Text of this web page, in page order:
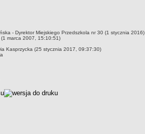
- Dyrektor Miejskiego Przedszkola nr 30 (1 stycznia 2016)
(1 marca 2007, 15:10:51)
Kasprzycka (25 stycznia 2017, 09:37:30)